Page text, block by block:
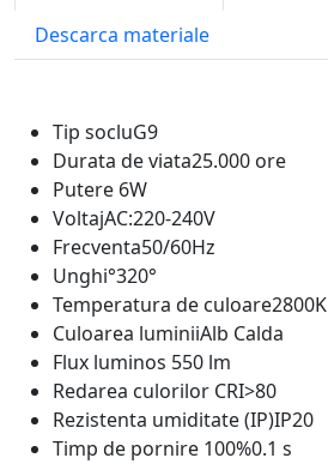
Descarca materiale
Tip socluG9
Durata de viata25.000 ore
Putere 6W
VoltajAC:220-240V
Frecventa50/60Hz
Unghi°320°
Temperatura de culoare2800K
Culoarea luminiiAlb Calda
Flux luminos 550 lm
Redarea culorilor CRI>80
Rezistenta umiditate (IP)IP20
Timp de pornire 100%0.1 s